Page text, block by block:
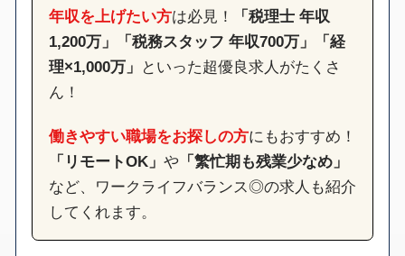
年収を上げたい方は必見！
「税理士 年収
1,200万」「税務スタッフ 年収700万」「経
理×1,000万」 といった超優良求人がたくさ
ん！
働きやすい職場をお探しの方にもおすすめ！
「リモートOK」 や「繁忙期も残業少なめ」
など、ワークライフバランス◎の求人も紹介
してくれます。